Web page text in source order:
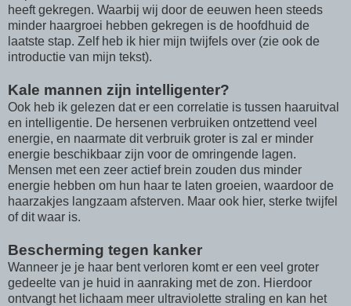
heeft gekregen. Waarbij wij door de eeuwen heen steeds
minder haargroei hebben gekregen is de hoofdhuid de
laatste stap. Zelf heb ik hier mijn twijfels over (zie ook de
introductie van mijn tekst).
Kale mannen zijn intelligenter?
Ook heb ik gelezen dat er een correlatie is tussen haaruitval
en intelligentie. De hersenen verbruiken ontzettend veel
energie, en naarmate dit verbruik groter is zal er minder
energie beschikbaar zijn voor de omringende lagen.
Mensen met een zeer actief brein zouden dus minder
energie hebben om hun haar te laten groeien, waardoor de
haarzakjes langzaam afsterven. Maar ook hier, sterke twijfel
of dit waar is.
Bescherming tegen kanker
Wanneer je je haar bent verloren komt er een veel groter
gedeelte van je huid in aanraking met de zon. Hierdoor
ontvangt het lichaam meer ultraviolette straling en kan het